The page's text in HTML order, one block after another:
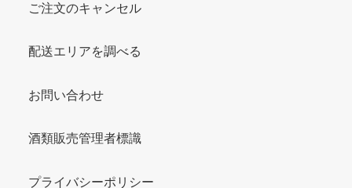
ご注文のキャンセル
配送エリアを調べる
お問い合わせ
酒類販売管理者標識
プライバシーポリシー